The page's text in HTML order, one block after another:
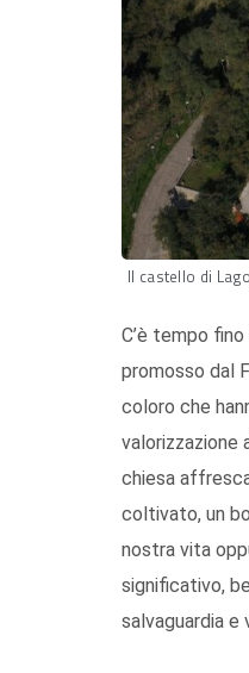
Il castello di
C’è tempo
promosso dal
coloro che
valorizzazione
chiesa
coltivato, un
nostra vita
significativo,
salvaguardia e